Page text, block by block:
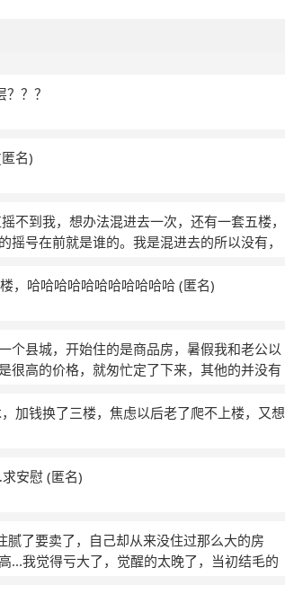
？？
名)
不到我，想办法混进去一次，还有一套五楼，
号在前就是谁的。我是混进去的所以没有，
我老是走不出来，觉得是自己太笨导致买了
，哈哈哈哈哈哈哈哈哈哈哈 (匿名)
个县城，开始住的是商品房，暑假我和老公以
很高的价格，就匆忙定了下来，其他的并没有
对着前排屋角，同时对着马路，在网上查后发
加钱换了三楼，焦虑以后老了爬不上楼，又想
安慰 (匿名)
了要卖了，自己却从来没住过那么大的房
...我觉得亏大了，觉醒的太晚了，当初结毛的